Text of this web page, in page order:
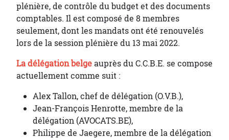
plénière, de contrôle du budget et des documents
comptables. Il est composé de 8 membres
seulement, dont les mandats ont été renouvelés
lors de la session plénière du 13 mai 2022.
La délégation belgeauprès du C.C.B.E. se compose
actuellement comme suit :
Alex Tallon, chef de délégation (O.V.B.),
Jean-François Henrotte, membre de la
délégation (AVOCATS.BE),
Philippe de Jaegere, membre de la délégation